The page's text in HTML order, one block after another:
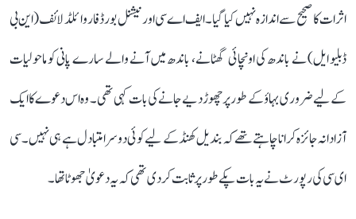
اثرات کا صحیح سے اندازہ نہیں کیا گیا۔ ایف اے سی اور نیشنل بورڈ فار وائلڈ لائف (این بی
ڈبلیو ایل) نے باندھ کی اونچائی گھٹانے، باندھ میں آنے والے سارے پانی کو ماحولیات
کے لیے ضروری بہاؤ کے طور پر چھوڑ دیے جانے کی بات کہی تھی۔ وہ اس دعوے کا ایک
آزادانہ جائزہ کرانا چاہتے تھے کہ بندیل کھنڈ کے لیے کوئی دوسرا متبادل ہے ہی نہیں۔ سی
ای سی کی رپورٹ نے یہ بات پکے طور پر ثابت کر دی تھی کہ یہ دعویٰ جھوٹا تھا۔